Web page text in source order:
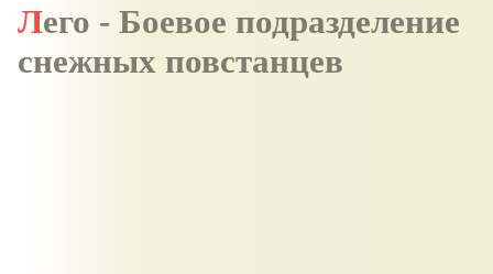
Лего - Боевое подразделение
снежных повстанцев